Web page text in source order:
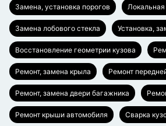
Замена, установка порогов Локальная
Замена лобового стекла Установка,
Восстановление геометрии кузова
Ремонт, замена крыла Ремонт
Ремонт, замена двери багажника
Ремонт крыши автомобиля Сварка